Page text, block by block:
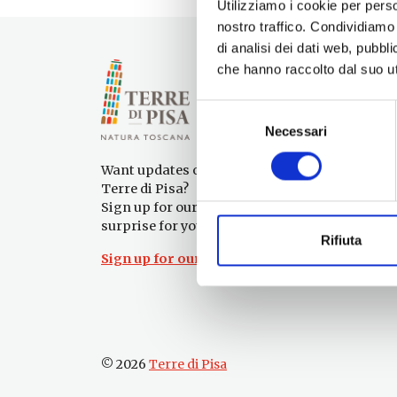
Utilizziamo i cookie per
nostro traffico.
di analisi dei dati web,
che hanno raccolto dal suo
Necessari
Rifiuta
Want updates on what to do and see in the
Terre di Pisa?
Sign up for our newsletter! An immediate
surprise for you!
Sign up for our Newsletter!
© 2026 Terre di Pisa